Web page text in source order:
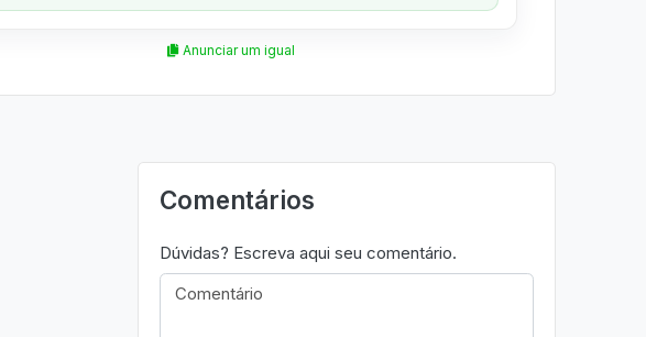
Anunciar um igual
Comentários
Dúvidas? Escreva aqui seu comentário.